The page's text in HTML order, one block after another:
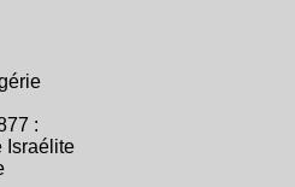
:
Israélite